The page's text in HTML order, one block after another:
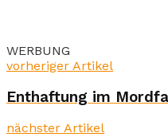
WERBUNG
vorheriger Artikel
Enthaftung im
nächster Artikel